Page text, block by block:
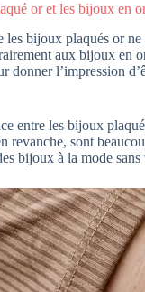
or et les bijoux en
bijoux plaqués or
aux bijoux en
donner l’impression
entre les bijoux
revanche, sont
bijoux à la mode sans